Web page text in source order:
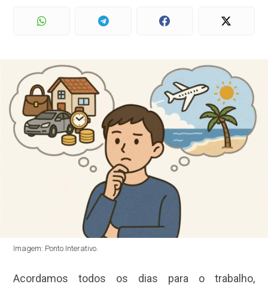
Imagem: Ponto Interativo.
Acordamos todos os dias para o trabalho,